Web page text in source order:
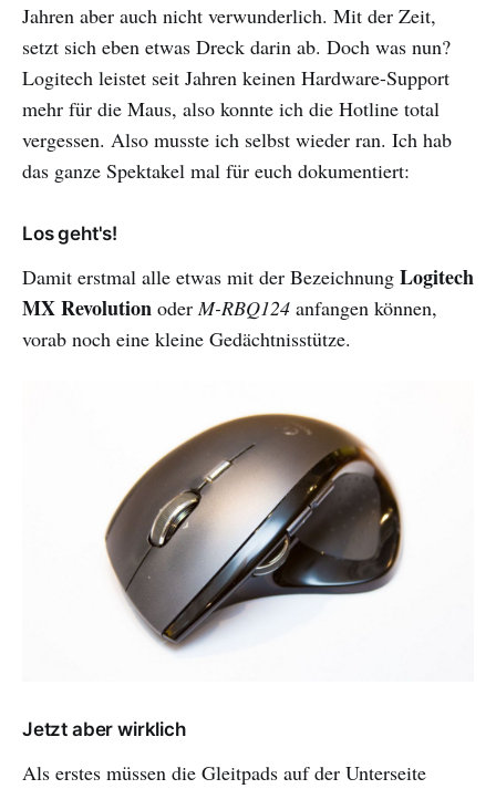
Jahren aber auch nicht verwunderlich. Mit der Zeit,
setzt sich eben etwas Dreck darin ab. Doch was nun?
Logitech leistet seit Jahren keinen Hardware-Support
mehr für die Maus, also konnte ich die Hotline total
vergessen. Also musste ich selbst wieder ran. Ich hab
das ganze Spektakel mal für euch dokumentiert:
Los geht's!
Damit erstmal alle etwas mit der Bezeichnung Logitech
MX Revolution oderM-RBQ124 anfangen können,
vorab noch eine kleine Gedächtnisstütze.
Jetzt aber wirklich
Als erstes müssen die Gleitpads auf der Unterseite